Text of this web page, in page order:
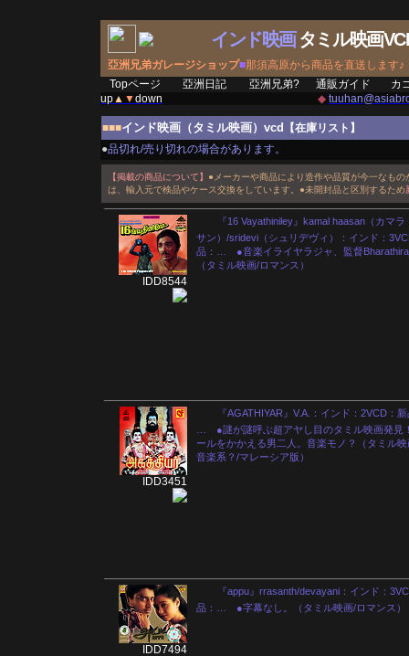
インド映画 タミル映画
亞洲兄弟ガレージショップ■那須高原から商品を直送します♪
Topページ
亞洲日記 亞洲兄弟? 通販ガイド
カ
up▲ ▼down ◆
■■■インド映画（タミル映画）vcd
【在庫リスト】
●品切れ/売り切れの場合があります。
【掲載の商品について】 ●メーカーや商品により造作や品質が今一なも
は、輸入元で検品やケース交換をしています。●未開封品と区別するため
IDD8544
『16 Vayathiniley』kamal haasan（カマラ
サン）/sridevi（シュリデヴィ）：インド：
品：… ●音楽イライヤラジャ、監督
（タミル映画/ロマンス）
IDD3451
『AGATHIYAR』V.A.：インド：2VCD：
… ●謎が謎呼ぶ超アヤし目のタミル映画発見
ールをかかえる男二人。音楽モノ？（タミル
音楽系？/マレーシア版）
IDD7494
『appu』rrasanth/devayani：インド：
品：… ●字幕なし。（タミル映画/ロマンス）